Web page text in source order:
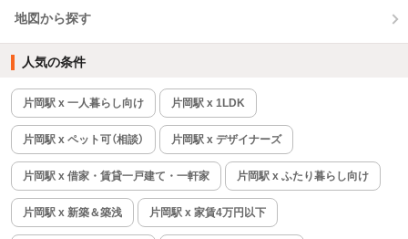
地図から探す
人気の条件
片岡駅 x 一人暮らし向け 片岡駅 x 1LDK
片岡駅 x ペット可（相談） 片岡駅 x デザイナーズ
片岡駅 x 借家・賃貸一戸建て・一軒家 片岡駅 x ふたり暮らし向け
片岡駅 x 新築＆築浅 片岡駅 x 家賃4万円以下